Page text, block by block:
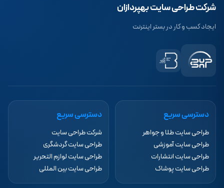
شرکت طراحی سایت بهپردازان
ایجاد کسب و کار در بستر اینترنت
دسترسی سریع
طراحی سایت طلا و جواهر
طراحی سایت آموزشی
طراحی سایت انتشارات
طراحی سایت پوشاک
دسترسی سریع
شرکت طراحی سایت
طراحی سایت گردشگری
طراحی سایت لوازم التحریر
طراحی سایت بین المللی